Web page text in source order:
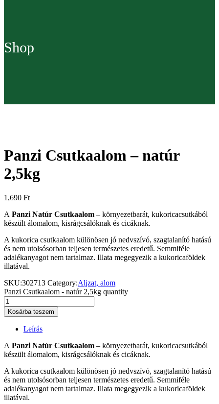
Shop
Panzi Csutkaalom – natúr
2,5kg
1,690 Ft
A Panzi Natúr Csutkaalom – környezetbarát, kukoricacsutkából
készült álomalom, kisrágcsálóknak és cicáknak.
A kukorica csutkaalom különösen jó nedvszívó, szagtalanító hatású
és nem utolsósorban teljesen természetes eredetű. Semmiféle
adalékanyagot nem tartalmaz. Illata megegyezik a kukoricaföldek
illatával.
SKU:302713 Category:Aljzat, alom
Panzi Csutkaalom - natúr 2,5kg quantity
Kosárba teszem
Leírás
A Panzi Natúr Csutkaalom – környezetbarát, kukoricacsutkából
készült álomalom, kisrágcsálóknak és cicáknak.
A kukorica csutkaalom különösen jó nedvszívó, szagtalanító hatású
és nem utolsósorban teljesen természetes eredetű. Semmiféle
adalékanyagot nem tartalmaz. Illata megegyezik a kukoricaföldek
illatával.